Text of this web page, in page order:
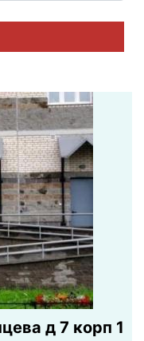
д 7 корп 1